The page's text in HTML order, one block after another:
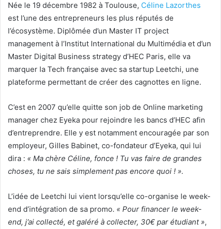
Née le 19 décembre 1982 à Toulouse, Céline Lazorthes
est l’une des entrepreneurs les plus réputés de
l’écosystème. Diplômée d’un Master IT project
management à l’Institut International du Multimédia et d’un
Master Digital Business strategy d’HEC Paris, elle va
marquer la Tech française avec sa startup Leetchi, une
plateforme permettant de créer des cagnottes en ligne.
C’est en 2007 qu’elle quitte son job de Online marketing
manager chez Eyeka pour rejoindre les bancs d’HEC afin
d’entreprendre. Elle y est notamment encouragée par son
employeur, Gilles Babinet, co-fondateur d’Eyeka, qui lui
dira : « Ma chère Céline, fonce ! Tu vas faire de grandes
choses, tu ne sais simplement pas encore quoi ! ».
L’idée de Leetchi lui vient lorsqu’elle co-organise le week-
end d’intégration de sa promo. « Pour financer le week-
end, j’ai collecté, et galéré à collecter, 30€ par étudiant »,